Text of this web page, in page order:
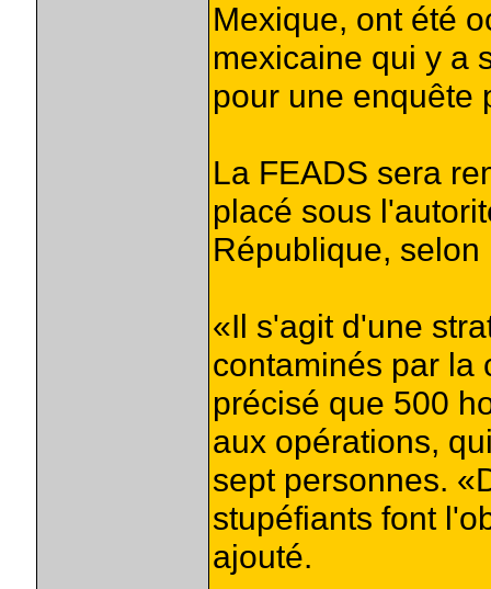
Mexique, ont été
mexicaine qui y a
pour une enquête
La FEADS sera
placé sous
République,
«Il s'agit d'une
contaminés par la
précisé que 500
aux opérations,
sept personnes.
stupéfiants font
ajouté.